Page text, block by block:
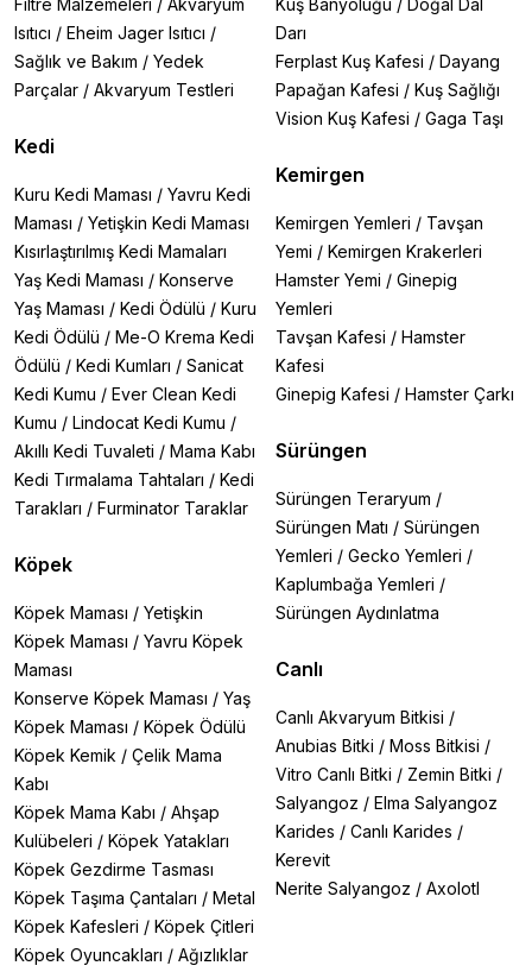
Filtre Malzemeleri / Akvaryum
Isıtıcı / Eheim Jager Isıtıcı /
Sağlık ve Bakım / Yedek
Parçalar / Akvaryum Testleri
Kedi
Kuru Kedi Maması / Yavru Kedi
Maması / Yetişkin Kedi Maması
Kısırlaştırılmış Kedi Mamaları
Yaş Kedi Maması / Konserve
Yaş Maması / Kedi Ödülü / Kuru
Kedi Ödülü / Me-O Krema Kedi
Ödülü / Kedi Kumları / Sanicat
Kedi Kumu / Ever Clean Kedi
Kumu / Lindocat Kedi Kumu /
Akıllı Kedi Tuvaleti / Mama Kabı
Kedi Tırmalama Tahtaları / Kedi
Tarakları / Furminator Taraklar
Köpek
Köpek Maması / Yetişkin
Köpek Maması / Yavru Köpek
Maması
Konserve Köpek Maması / Yaş
Köpek Maması / Köpek Ödülü
Köpek Kemik / Çelik Mama
Kabı
Köpek Mama Kabı / Ahşap
Kulübeleri / Köpek Yatakları
Köpek Gezdirme Tasması
Köpek Taşıma Çantaları / Metal
Köpek Kafesleri / Köpek Çitleri
Köpek Oyuncakları / Ağızlıklar
Kuş Banyoluğu / Doğal Dal
Darı
Ferplast Kuş Kafesi / Dayang
Papağan Kafesi / Kuş Sağlığı
Vision Kuş Kafesi / Gaga Taşı
Kemirgen
Kemirgen Yemleri / Tavşan
Yemi / Kemirgen Krakerleri
Hamster Yemi / Ginepig
Yemleri
Tavşan Kafesi / Hamster
Kafesi
Ginepig Kafesi / Hamster Çarkı
Sürüngen
Sürüngen Teraryum /
Sürüngen Matı / Sürüngen
Yemleri / Gecko Yemleri /
Kaplumbağa Yemleri /
Sürüngen Aydınlatma
Canlı
Canlı Akvaryum Bitkisi /
Anubias Bitki / Moss Bitkisi /
Vitro Canlı Bitki / Zemin Bitki /
Salyangoz / Elma Salyangoz
Karides / Canlı Karides /
Kerevit
Nerite Salyangoz / Axolotl